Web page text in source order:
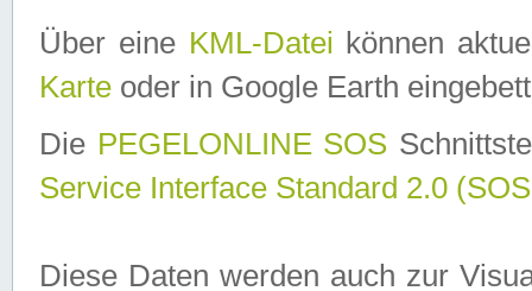
Über eine KML-Datei können
Karte oder in Google Earth
Die PEGELONLINE SOS
Service Interface Standard 2.0
Diese Daten werden auch zur